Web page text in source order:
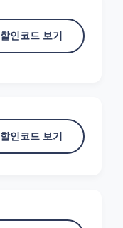
할인코드 보기
할인코드 보기